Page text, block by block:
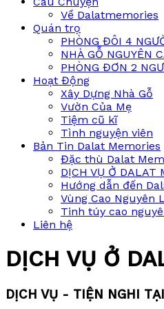
Về Dalatmemories
Quán trọ
PHÒNG ĐÔI 4
NHÀ GỖ NGUYÊN
PHÒNG ĐƠN 2
Hoạt Động
Xây Dựng Nhà Gỗ
Vườn Của Mẹ
Tiệm cũ kĩ
Tình nguyện viên
Bản Tin Dalat Memories
Đặc thù Dalat
DỊCH VỤ Ở DALAT
Hướng dẫn đến
Vùng Cao Nguyên
Tinh túy cao
Liên hệ
DỊCH VỤ Ở
DỊCH VỤ - TIỆN NGHI